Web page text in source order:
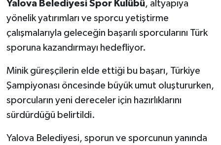
Yalova Belediyesi Spor Kulübü, altyapıya
yönelik yatırımları ve sporcu yetiştirme
çalışmalarıyla geleceğin başarılı sporcularını Türk
sporuna kazandırmayı hedefliyor.
Minik güreşçilerin elde ettiği bu başarı, Türkiye
Şampiyonası öncesinde büyük umut oluştururken,
sporcuların yeni dereceler için hazırlıklarını
sürdürdüğü belirtildi.
Yalova Belediyesi, sporun ve sporcunun yanında